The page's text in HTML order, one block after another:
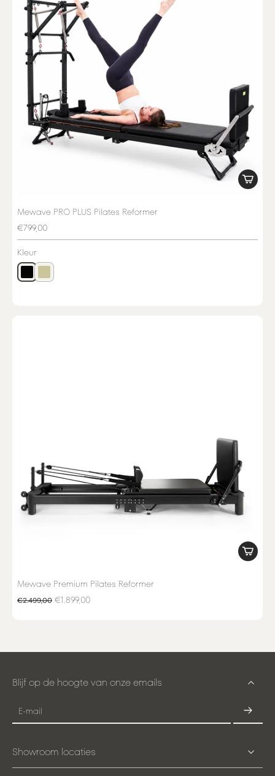
Mewave PRO PLUS Pilates Reformer
€799,00
Kleur
Mewave Premium Pilates Reformer
€2.499,00 €1.899,00
Blijf op de hoogte van onze emails
E-mail
Showroom locaties